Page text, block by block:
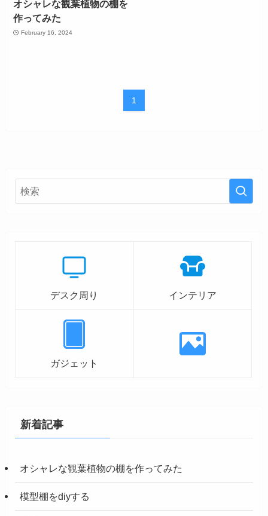
オシャレな観葉植物の棚を
作ってみた
February 16, 2024
1
デスク周り インテリア
ガジェット
新着記事
オシャレな観葉植物の棚を作ってみた
模型棚をdiyする